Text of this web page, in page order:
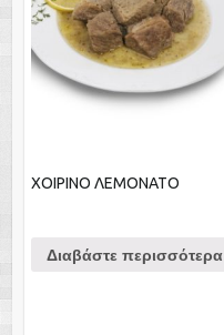
ΧΟΙΡΙΝΟ ΛΕΜΟΝΑΤΟ
Διαβάστε περισσότερα